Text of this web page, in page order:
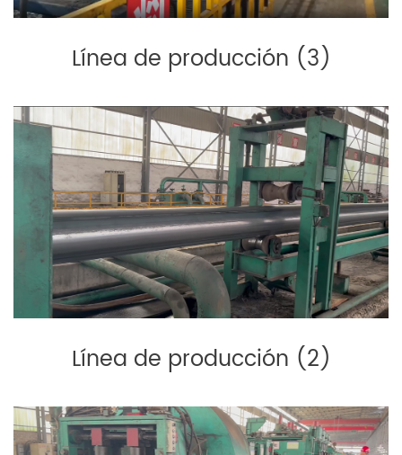
Línea de producción (3)
Línea de producción (2)